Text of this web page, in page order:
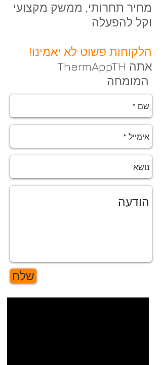
מחיר תחרותי, ממשק מקצועי
וקל להפעלה
!הלקוחות פשוט לא יאמינו
ThermAppTH אתה
שלח